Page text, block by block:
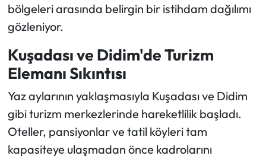
bölgeleri arasında belirgin bir istihdam dağılımı
gözleniyor.
Kuşadası ve Didim'de Turizm
Elemanı Sıkıntısı
Yaz aylarının yaklaşmasıyla Kuşadası ve Didim
gibi turizm merkezlerinde hareketlilik başladı.
Oteller, pansiyonlar ve tatil köyleri tam
kapasiteye ulaşmadan önce kadrolarını